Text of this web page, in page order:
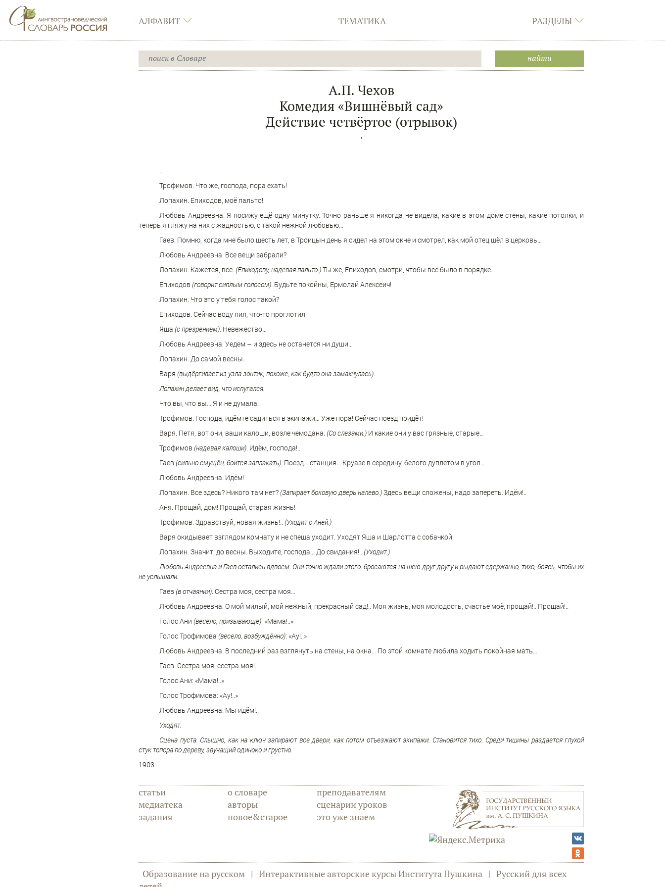
АЛФАВИТ ТЕМАТИКА РАЗДЕЛЫ
А.П. Чехов
Комедия «Вишнëвый сад»
Действие четвёртое (отрывок)
'
…
Трофимов. Что же, господа, пора ехать!
Лопахин. Епиходов, моë пальто!
Любовь Андреевна. Я посижу ещë одну минутку. Точно раньше я никогда не видела, какие в этом доме стены, какие потолки, и
теперь я гляжу на них с жадностью, с такой нежной любовью…
Гаев. Помню, когда мне было шесть лет, в Троицын день я сидел на этом окне и смотрел, как мой отец шёл в церковь…
Любовь Андреевна. Все вещи забрали?
Лопахин. Кажется, все. (Епиходову, надевая пальто.)Ты же, Епиходов, смотри, чтобы всë было в порядке.
Епиходов (говорит сиплым голосом). Будьте покойны, Ермолай Алексеич!
Лопахин. Что это у тебя голос такой?
Епиходов. Сейчас воду пил, что-то проглотил.
Яша (с презрением). Невежество…
Любовь Андреевна. Уедем – и здесь не останется ни души…
Лопахин. До самой весны.
Варя (выдёргивает из узла зонтик, похоже, как будто она замахнулась).
Лопахин делает вид, что испугался.
Что вы, что вы… Я и не думала.
Трофимов. Господа, идёмте садиться в экипажи… Уже пора! Сейчас поезд придёт!
Варя. Петя, вот они, ваши калоши, возле чемодана. (Со слезами.) И какие они у вас грязные, старые…
Трофимов (надевая калоши). Идëм, господа!..
Гаев (сильно смущён, боится заплакать). Поезд… станция… Круазе в середину, белого дуплетом в угол…
Любовь Андреевна. Идëм!
Лопахин. Все здесь? Никого там нет? (Запирает боковую дверь налево.)Здесь вещи сложены, надо запереть. Идëм!..
Аня. Прощай, дом! Прощай, старая жизнь!
Трофимов. Здравствуй, новая жизнь!.. (Уходит с Аней.)
Варя окидывает взглядом комнату и не спеша уходит. Уходят Яша и Шарлотта с собачкой.
Лопахин. Значит, до весны. Выходите, господа… До свидания!.. (Уходит.)
Любовь Андреевна и Гаев остались вдвоем. Они точно ждали этого, бросаются на шею друг другу и рыдают сдержанно, тихо, боясь, чтобы их
не услышали.
Гаев (в отчаянии). Сестра моя, сестра моя…
Любовь Андреевна. О мой милый, мой нежный, прекрасный сад!.. Моя жизнь, моя молодость, счастье моë, прощай!.. Прощай!..
Голос Ани (весело, призывающе): «Мама!..»
Голос Трофимова (весело, возбуждённо): «Ау!..»
Любовь Андреевна. В последний раз взглянуть на стены, на окна… По этой комнате любила ходить покойная мать…
Гаев. Сестра моя, сестра моя!..
Голос Ани: «Мама!..»
Голос Трофимова: «Ау!..»
Любовь Андреевна. Мы идëм!..
Уходят.
Сцена пуста. Слышно, как на ключ запирают все двери, как потом отъезжают экипажи. Становится тихо. Среди тишины раздается глухой
стук топора по дереву, звучащий одиноко и грустно.
1903
статьи
медиатека
задания
о словаре
авторы
новое&старое
преподавателям
сценарии уроков
это уже знаем
Образование на русском | Интерактивные авторские курсы Института Пушкина | Русский для всех